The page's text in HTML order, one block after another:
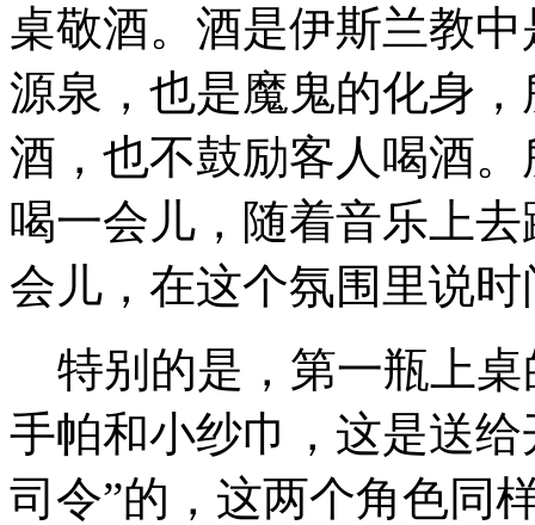
桌敬酒。酒是伊斯兰教
源泉，也是魔鬼的化身
酒，也不鼓励客人喝酒
喝一会儿，随着音乐上
会儿，在这个氛围里说
特别的是，第一瓶上
手帕和小纱巾，这是送
司令”的，这两个角色同